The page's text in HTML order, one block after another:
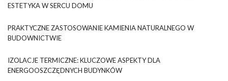
ESTETYKA W SERCU DOMU
PRAKTYCZNE ZASTOSOWANIE KAMIENIA NATURALNEGO W
BUDOWNICTWIE
IZOLACJE TERMICZNE: KLUCZOWE ASPEKTY DLA
ENERGOOSZCZĘDNYCH BUDYNKÓW